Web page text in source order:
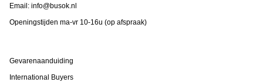
Email: info@busok.nl
Openingstijden ma-vr 10-16u (op afspraak)
Gevarenaanduiding
International Buyers